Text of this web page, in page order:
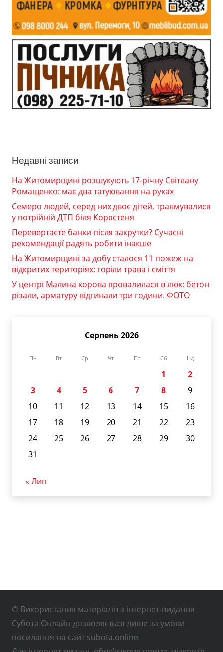
Недавні записи
На Житомирщині розшукують 17-річну Світлану
Ромащенко: має два татуювання на руках
Семеро людей, серед них двоє дітей, травмувалися
у потрійній ДТП біля Коростеня
Перевертаєте банки після закрутки? Сучасні
рекомендації радять робити інакше
На Житомирщині за добу сталося 11 пожеж на
відкритих територіях: горіли трава і сміття
У центрі Малина корова провалилася в люк: бетон
різали, арматуру відгинали три години. ФОТО
Серпень 2026
Пн Вт Ср Чт Пт Сб Нд
1
2
3
4 5 6 7 8
9
10
11 12 13 14 15
16
17
18 19 20 21 22
23
24
25 26 27 28 29
30
31
« Лип
© Використання матеріалів з інтернет-видання
Субота Онлайн дозволяється лише за умови
посилання на сайт subota.online